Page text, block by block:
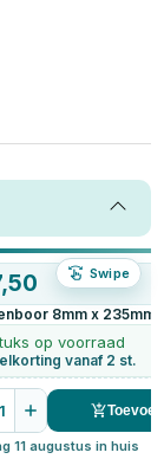
Swipe
8mm x 235mm
op voorraad
vanaf 2 st.
1
11 augustus in huis